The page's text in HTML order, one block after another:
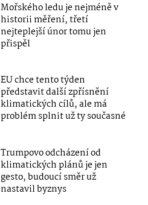
Mořského ledu je nejméně v
historii měření, třetí
nejteplejší únor tomu jen
přispěl
EU chce tento týden
představit další zpřísnění
klimatických cílů, ale má
problém splnit už ty současné
Trumpovo odcházení od
klimatických plánů je jen
gesto, budoucí směr už
nastavil byznys